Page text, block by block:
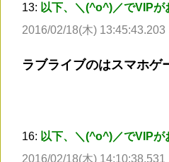
13: 以下、＼(^o^)／でVIPが
2016/02/18(木)
ラブライブのはスマホゲ
16: 以下、＼(^o^)／でVIPが
2016/02/18(木)